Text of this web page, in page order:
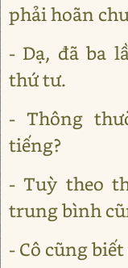
phải hoãn
- Dạ, đã ba
thứ tư.
- Thông
tiếng?
- Tuỳ theo
trung bình
- Cô cũng